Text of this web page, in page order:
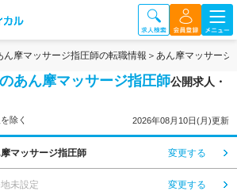
ん摩マッサージ指圧師の転職情報 あん摩マッサージ
あん摩マッサージ指圧師公開求人・
除く 2026年08月10日(月)更新
マッサージ指圧師 変更する
未設定 変更する